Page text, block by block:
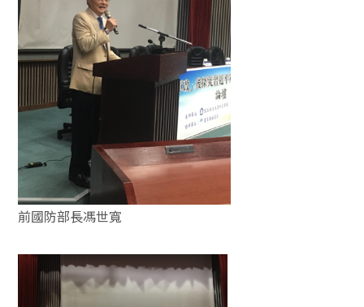
前國防部長馮世寬